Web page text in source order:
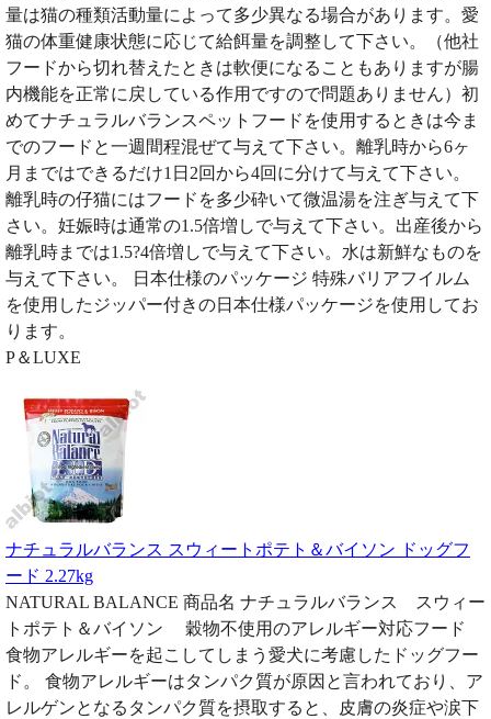
量は猫の種類活動量によって多少異なる場合があります。愛
猫の体重健康状態に応じて給餌量を調整して下さい。（他社
フードから切れ替えたときは軟便になることもありますが腸
内機能を正常に戻している作用ですので問題ありません）初
めてナチュラルバランスペットフードを使用するときは今ま
でのフードと一週間程混ぜて与えて下さい。離乳時から6ヶ
月まではできるだけ1日2回から4回に分けて与えて下さい。
離乳時の仔猫にはフードを多少砕いて微温湯を注ぎ与えて下
さい。妊娠時は通常の1.5倍増しで与えて下さい。出産後から
離乳時までは1.5?4倍増しで与えて下さい。水は新鮮なものを
与えて下さい。 日本仕様のパッケージ 特殊バリアフイルム
を使用したジッパー付きの日本仕様パッケージを使用してお
ります。
P＆LUXE
ナチュラルバランス スウィートポテト＆バイソン ドッグフ
ード 2.27kg
NATURAL BALANCE 商品名 ナチュラルバランス スウィー
トポテト＆バイソン 穀物不使用のアレルギー対応フード
食物アレルギーを起こしてしまう愛犬に考慮したドッグフー
ド。 食物アレルギーはタンパク質が原因と言われており、ア
レルゲンとなるタンパク質を摂取すると、皮膚の炎症や涙下